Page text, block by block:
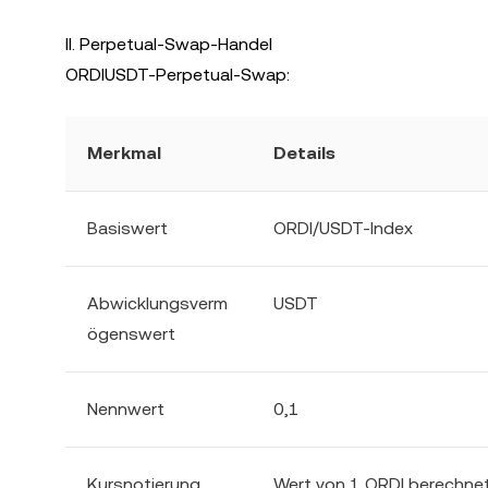
II. Perpetual-Swap-Handel
ORDIUSDT-Perpetual-Swap:
Merkmal Details
Basiswert ORDI/USDT-Index
Abwicklungsverm
ögenswert
USDT
Nennwert 0,1